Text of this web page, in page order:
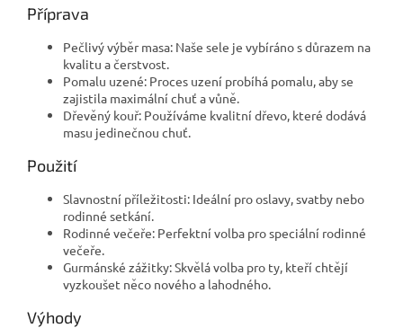
Příprava
Pečlivý výběr masa: Naše sele je vybíráno s důrazem na
kvalitu a čerstvost.
Pomalu uzené: Proces uzení probíhá pomalu, aby se
zajistila maximální chuť a vůně.
Dřevěný kouř: Používáme kvalitní dřevo, které dodává
masu jedinečnou chuť.
Použití
Slavnostní příležitosti: Ideální pro oslavy, svatby nebo
rodinné setkání.
Rodinné večeře: Perfektní volba pro speciální rodinné
večeře.
Gurmánské zážitky: Skvělá volba pro ty, kteří chtějí
vyzkoušet něco nového a lahodného.
Výhody